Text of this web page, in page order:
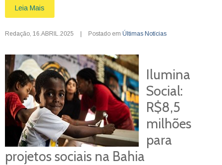
Leia Mais
Redação 16.ABRIL.2025 | Postado em Últimas Notícias
Ilumina
Social:
R$8,5
milhões
para
projetos sociais na Bahia